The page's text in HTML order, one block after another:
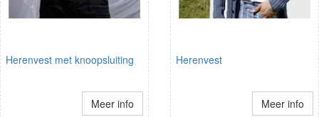
Herenvest met knoopsluiting
Meer info
Herenvest
Meer info